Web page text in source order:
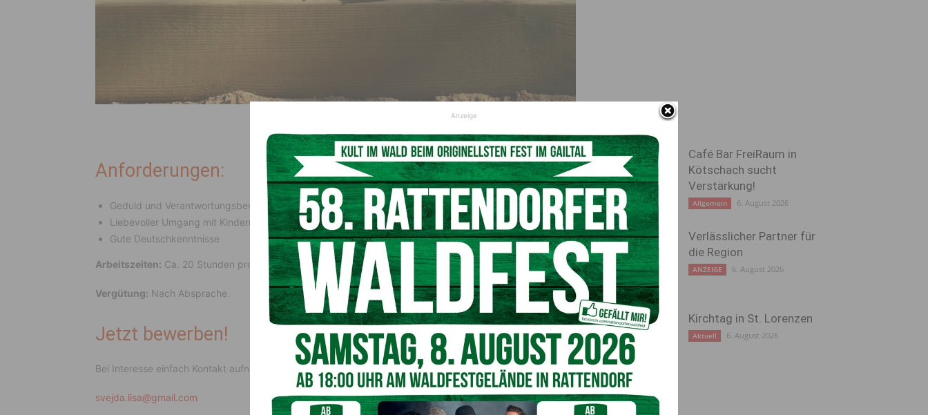
Anforderungen:
Geduld und Verantwortungsbewusstsein
Liebevoller Umgang mit Kindern
Gute Deutschkenntnisse
Arbeitszeiten: Ca. 20 Stunden pro Woche, flexibel.
Vergütung: Nach Absprache.
Jetzt bewerben!
Bei Interesse einfach Kontakt aufnehmen, wir freuen uns darauf, Sie kennenzulernen!
svejda.lisa@gmail.com
Café Bar FreiRaum in
Kötschach sucht
Verstärkung!
Allgemein 6. August 2026
Verlässlicher Partner für
die Region
ANZEIGE 6. August 2026
Kirchtag in St. Lorenzen
Aktuell 6. August 2026
Anzeige